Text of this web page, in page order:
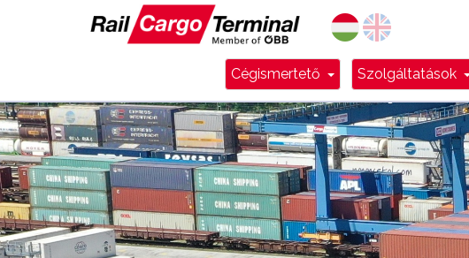
Cégismertető Dropdown Toggle
Szolgáltatások